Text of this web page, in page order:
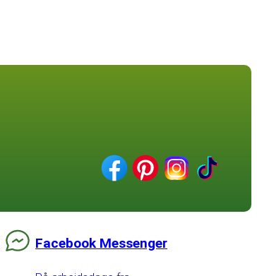
Facebook Messenger